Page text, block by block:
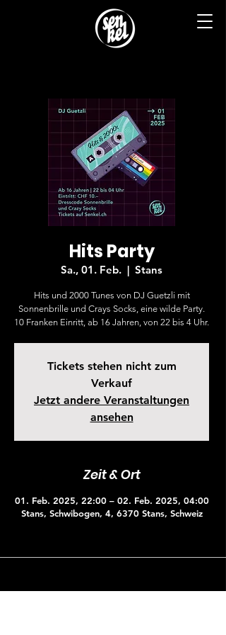
Hits Party
Sa., 01. Feb.
  |
Stans
Hits und 2000 Tunes von DJ Guetzli mit
Sonnenbrille und Crays Socks, eine wilde Party.
10 Franken Einritt, ab 16 Jahren, von 22 bis 4 Uhr.
Tickets stehen nicht zum
Verkauf
Jetzt andere Veranstaltungen
ansehen
Zeit & Ort
01. Feb. 2025, 22:00 – 02. Feb. 2025, 04:00
Stans, Schwibogen, 4, 6370 Stans, Schweiz